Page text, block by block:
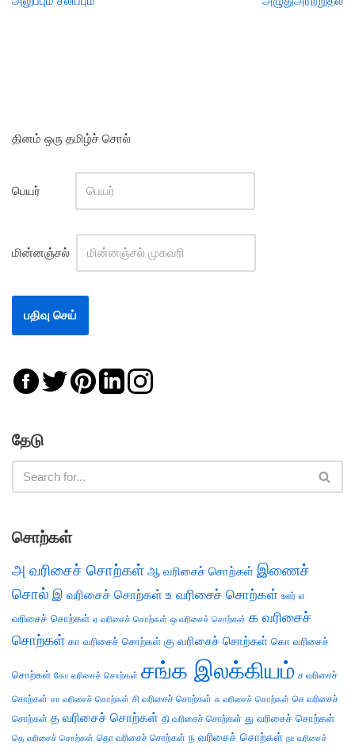
தினம் ஒரு தமிழ்ச் சொல்
பெயர்
மின்னஞ்சல்
தேடு
சொற்கள்
அ வரிசைச் சொற்கள் ஆ வரிசைச் சொற்கள் இணைச்
சொல் இ வரிசைச் சொற்கள் உ வரிசைச் சொற்கள் ஊர் எ
வரிசைச் சொற்கள் ஏ வரிசைச் சொற்கள் ஒ வரிசைச் சொற்கள் க வரிசைச்
சொற்கள் கா வரிசைச் சொற்கள் கு வரிசைச் சொற்கள் கொ வரிசைச்
சொற்கள் கோ வரிசைச் சொற்கள் சங்க இலக்கியம் ச வரிசைச்
சொற்கள் சா வரிசைச் சொற்கள் சி வரிசைச் சொற்கள் சு வரிசைச் சொற்கள் செ வரிசைச்
சொற்கள் த வரிசைச் சொற்கள் தி வரிசைச் சொற்கள் து வரிசைச் சொற்கள்
தெ வரிசைச் சொற்கள் தொ வரிசைச் சொற்கள் ந வரிசைச் சொற்கள் நா வரிசைச்